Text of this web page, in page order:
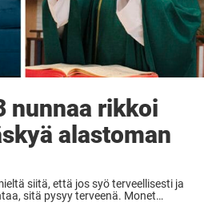
nunnaa rikkoi
alastoman
siitä, että jos syö terveellisesti ja
sitä pysyy terveenä. Monet